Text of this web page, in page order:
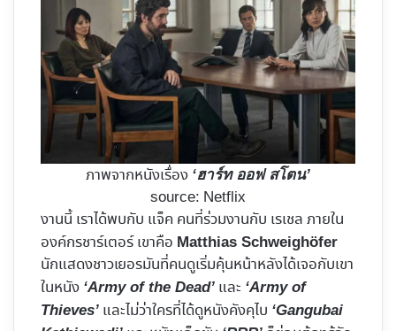
ภาพจากหนังเรื่อง ‘ฮาร์ท ออฟ สโตน’
source: Netflix
งานนี้ เราได้พบกับ แจ็ค คนที่ร่วมงานกับ เรเชล ภายใน
องค์กรชาร์เตอร์ เขาคือ Matthias Schweighöfer
นักแสดงชาวเยอรมันที่คนดูเริ่มคุ้นหน้าหลังได้เจอกับเขา
ในหนัง ‘Army of the Dead’ และ ‘Army of
Thieves’ และไม่ว่าใครที่ได้ดูหนังคังคุไบ ‘Gangubai